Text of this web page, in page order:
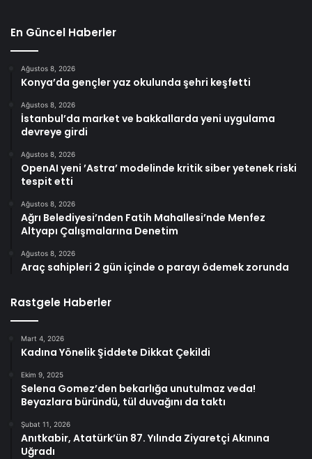
En Güncel Haberler
Ağustos 8, 2026
Konya’da gençler yaz okulunda şehri keşfetti
Ağustos 8, 2026
İstanbul’da market ve bakkallarda yeni uygulama
devreye girdi
Ağustos 8, 2026
OpenAI yeni ’Astra’ modelinde kritik siber yetenek riski
tespit etti
Ağustos 8, 2026
Ağrı Belediyesi’nden Fatih Mahallesi’nde Menfez
Altyapı Çalışmalarına Denetim
Ağustos 8, 2026
Araç sahipleri 2 gün içinde o parayı ödemek zorunda
Rastgele Haberler
Mart 4, 2026
Kadına Yönelik Şiddete Dikkat Çekildi
Ekim 9, 2025
Selena Gomez’den bekarlığa unutulmaz veda!
Beyazlara büründü, tül duvağını da taktı
Şubat 11, 2026
Anıtkabir, Atatürk’ün 87. Yılında Ziyaretçi Akınına
Uğradı